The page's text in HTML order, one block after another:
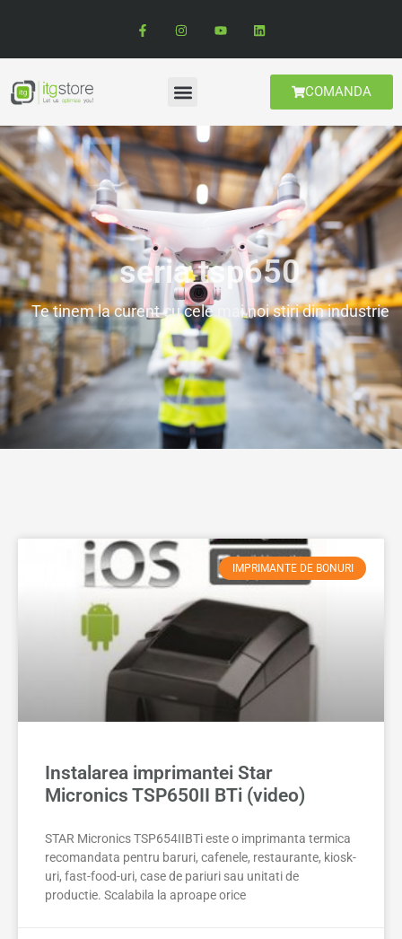
COMANDA
seria tsp650
Te tinem la curent cu cele mai noi stiri din industrie
IMPRIMANTE DE BONURI
Instalarea imprimantei Star
Micronics TSP650II BTi (video)
STAR Micronics TSP654IIBTi este o imprimanta termica
recomandata pentru baruri, cafenele, restaurante, kiosk-
uri, fast-food-uri, case de pariuri sau unitati de
productie. Scalabila la aproape orice